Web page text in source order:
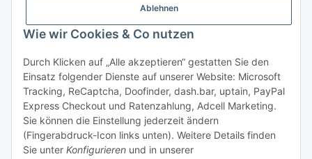
Ablehnen
Wie wir Cookies & Co nutzen
Durch Klicken auf „Alle akzeptieren“ gestatten Sie den
Einsatz folgender Dienste auf unserer Website: Microsoft
Tracking, ReCaptcha, Doofinder, dash.bar, uptain, PayPal
Express Checkout und Ratenzahlung, Adcell Marketing.
Sie können die Einstellung jederzeit ändern
(Fingerabdruck-Icon links unten). Weitere Details finden
Sie unter Konfigurieren und in unserer
Modellbau Großhandel
Vertrag widerrufen
* Alle Preise inkl. gesetzlicher MwSt., zzgl.
* gilt für Lieferungen innerhalb Deutschlands, Lieferzeiten
für andere Länder entnehmen Sie bitte der Schaltfläche mit